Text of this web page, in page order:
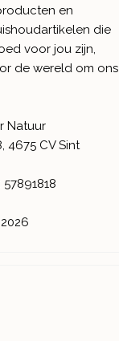
en
die
voor jou zijn,
de wereld om ons
Natuur
4675 CV Sint